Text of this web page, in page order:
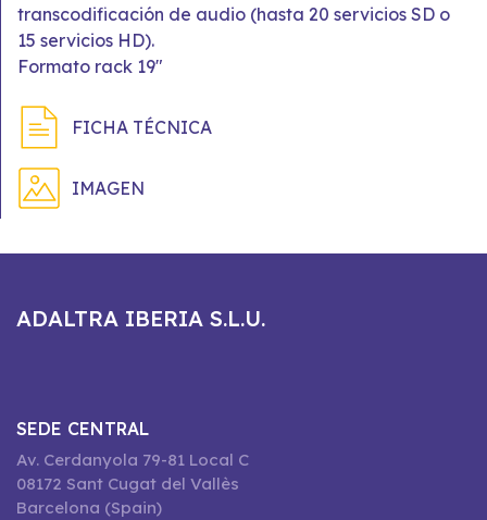
transcodificación de audio (hasta 20 servicios SD o
15 servicios HD).
Formato rack 19"
FICHA TÉCNICA
IMAGEN
ADALTRA IBERIA S.L.U.
SEDE CENTRAL
Av. Cerdanyola 79-81 Local C
08172 Sant Cugat del Vallès
Barcelona (Spain)